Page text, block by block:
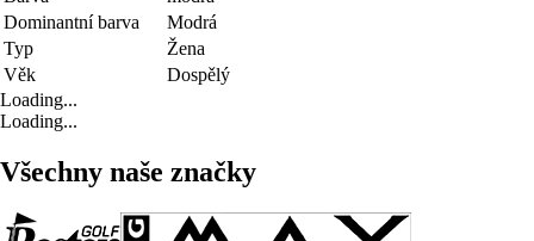
Dominantní barva
Modrá
Typ
Žena
Věk
Dospělý
Loading...
Loading...
Všechny naše značky